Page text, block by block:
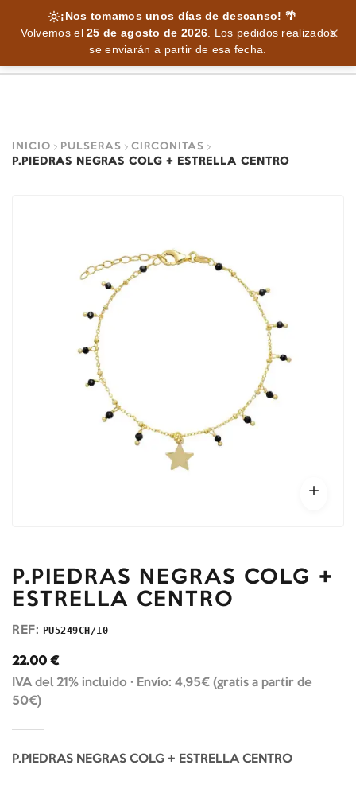
¡Nos tomamos unos días de descanso! 🌴—
Volvemos el25 de agosto de 2026. Los pedidos realizados
se enviarán a partir de esa fecha.
INICIO PULSERAS
CIRCONITAS
P.PIEDRAS NEGRAS COLG + ESTRELLA CENTRO
P.PIEDRAS NEGRAS COLG +
ESTRELLA CENTRO
REF: PU5249CH/10
22.00 €
IVA del 21% incluido · Envío: 4,95€ (gratis a partir de
50€)
P.PIEDRAS NEGRAS COLG + ESTRELLA CENTRO